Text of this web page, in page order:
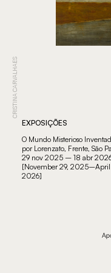
CRISTINA CARVALHAES
EXPOSIÇÕES
O Mundo Misterioso
por Lorenzato, Frente, São
29 nov 2025 – 18 abr
[November 29, 2025–April
2026]